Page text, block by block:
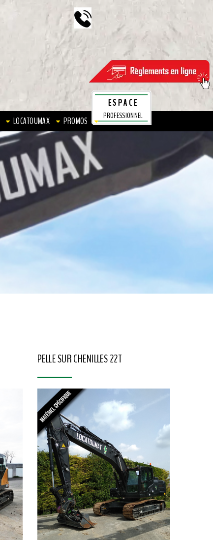
ESPACE
PROFESSIONNEL
LOCATOUMAX PROMOS
PELLE SUR CHENILLES 22T